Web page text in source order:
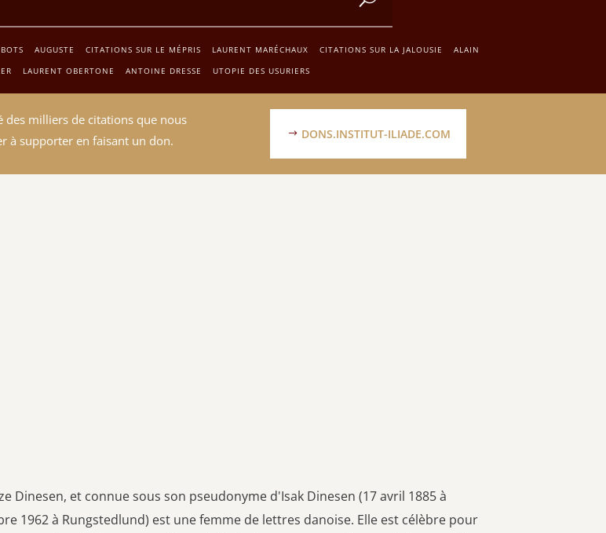
AUGUSTE CITATIONS SUR LE MÉPRIS LAURENT MARÉCHAUX CITATIONS SUR LA JALOUSIE
ALAIN
LAURENT OBERTONE ANTOINE DRESSE UTOPIE DES USURIERS
des milliers de citations que nous
à supporter en faisant un don.
DONS.INSTITUT-ILIADE.COM
Dinesen, et connue sous son pseudonyme d'Isak Dinesen (17 avril 1885 à
1962 à Rungstedlund) est une femme de lettres danoise. Elle est célèbre pour